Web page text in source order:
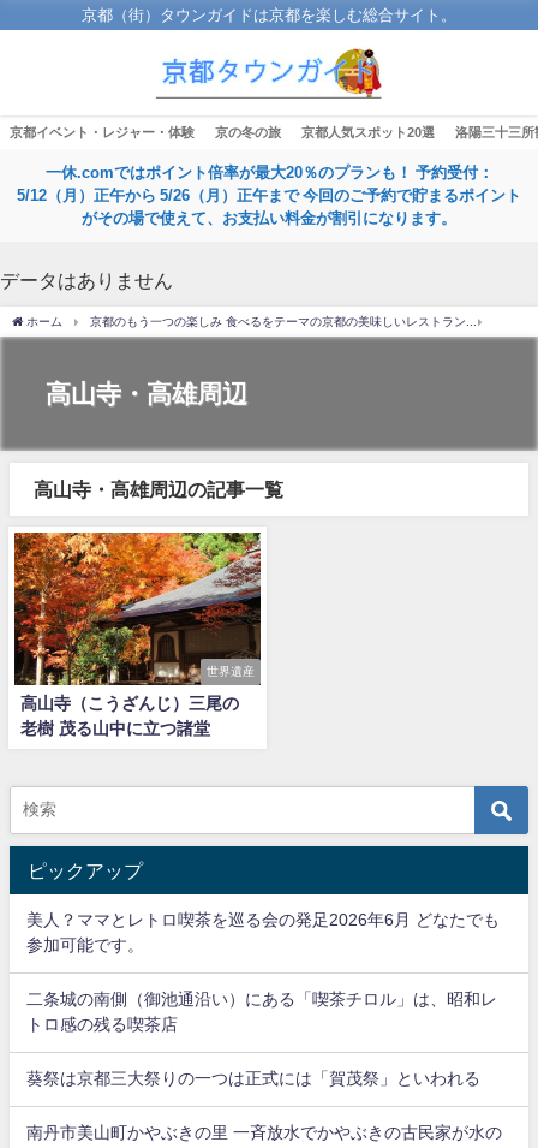
京都（街）タウンガイドは京都を楽しむ総合サイト。
京都イベント・レジャー・体験 京の冬の旅 京都人気スポット20選 洛陽三十三所
一休.comではポイント倍率が最大20％のプランも！ 予約受付：
5/12（月）正午から 5/26（月）正午まで 今回のご予約で貯まるポイント
がその場で使えて、お支払い料金が割引になります。
データはありません
ホーム 京都のもう一つの楽しみ 食べるをテーマの京都の美味しいレストラン
高山寺・高雄周辺
高山寺・高雄周辺の記事一覧
世界遺産
高山寺（こうざんじ）三尾の
老樹 茂る山中に立つ諸堂
ピックアップ
美人？ママとレトロ喫茶を巡る会の発足2026年6月 どなたでも
参加可能です。
二条城の南側（御池通沿い）にある「喫茶チロル」は、昭和レ
トロ感の残る喫茶店
葵祭は京都三大祭りの一つは正式には「賀茂祭」といわれる
南丹市美山町かやぶきの里 一斉放水でかやぶきの古民家が水の